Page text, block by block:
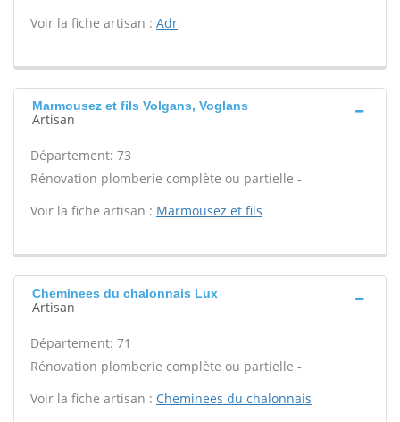
Voir la fiche artisan : Adr
Marmousez et fils Volgans, Voglans
Artisan
Département: 73
Rénovation plomberie complète ou partielle -
Voir la fiche artisan : Marmousez et fils
Cheminees du chalonnais Lux
Artisan
Département: 71
Rénovation plomberie complète ou partielle -
Voir la fiche artisan : Cheminees du chalonnais